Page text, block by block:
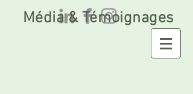
Média & Témoignages